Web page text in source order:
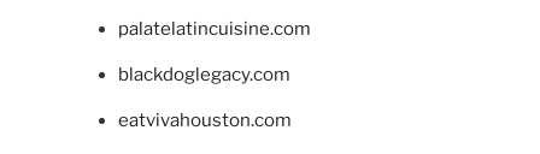
palatelatincuisine.com
blackdoglegacy.com
eatvivahouston.com